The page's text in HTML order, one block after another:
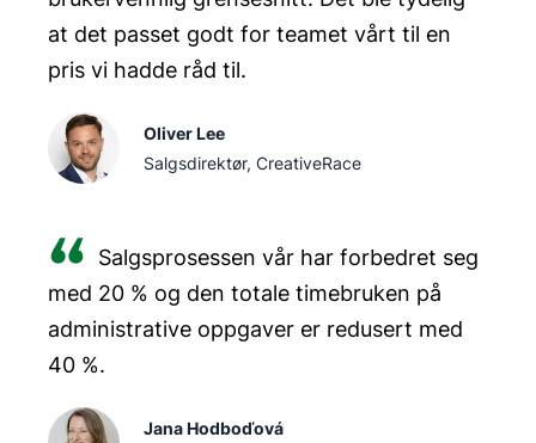
Push-varslinger,
og
muligheten til å spore salg og kjøre
kampanjer bør fungere like
godt i en mobilførst-app som på skrivebordet.
Se til slutt på prisene. Gode mobile verktøy for
at det passet godt for teamet vårt til en
pris vi hadde råd til.
Oliver Lee
Salgsdirektør, CreativeRace
Salgsprosessen vår har forbedret seg
med 20 % og den totale timebruken på
administrative oppgaver er redusert med
40 %.
Jana Hodboďová